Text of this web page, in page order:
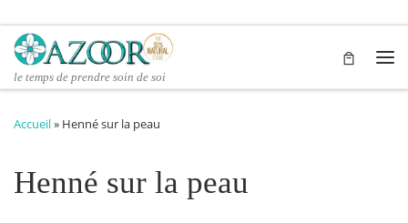
Passer au contenu
le temps de prendre soin de soi
Accueil» Henné sur la peau
Henné sur la peau